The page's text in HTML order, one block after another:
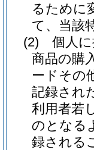
るために
て、当該
(2)
個人
商品の購
ードその
記録され
利用者若
のとなる
録される